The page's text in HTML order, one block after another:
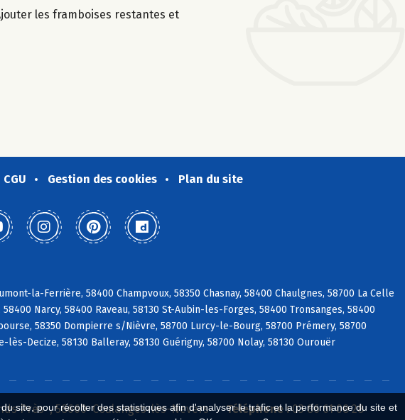
site, pour récolter des statistiques afin d'analyser le trafic et la performance du site et
les framboises restantes et
CGU Gestion des cookies Plan du site
la-Ferrière, 58400 Champvoux, 58350 Chasnay, 58400 Chaulgnes, 58700 La Celle
Narcy, 58400 Raveau, 58130 St-Aubin-les-Forges, 58400 Tronsanges, 58400
58350 Dompierre s/Nièvre, 58700 Lurcy-le-Bourg, 58700 Prémery, 58700
Decize, 58130 Balleray, 58130 Guérigny, 58700 Nolay, 58130 Ourouër
Près , 58660 Coulanges-lès-Nevers Téléphone :03 86 61 08 28